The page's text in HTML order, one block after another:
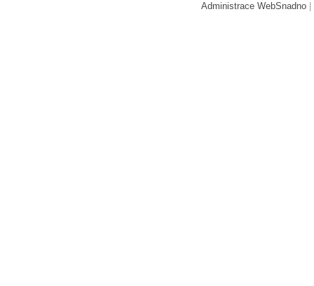
Administrace WebSnadno|